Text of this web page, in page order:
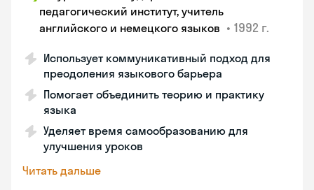
педагогический институт, учитель
английского и немецкого языков • 1992 г.
Использует коммуникативный подход для
преодоления языкового барьера
Помогает объединить теорию и практику
языка
Уделяет время самообразованию для
улучшения уроков
Читать дальше